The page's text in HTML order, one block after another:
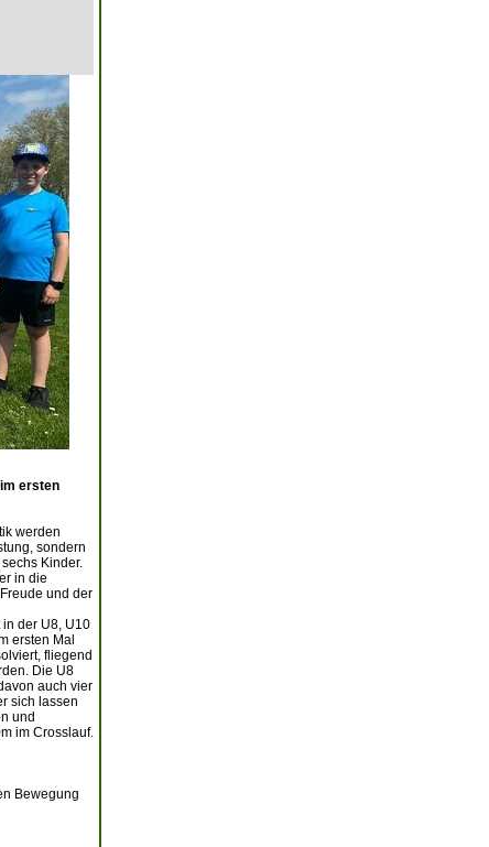
ersten
werden
sondern
Kinder.
in die
und der
in der U8, U10
ersten Mal
fliegend
Die U8
auch vier
sich lassen
und
im Crosslauf.
Bewegung